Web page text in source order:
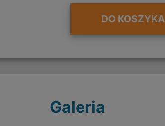
DO KOSZYKA
Galeria